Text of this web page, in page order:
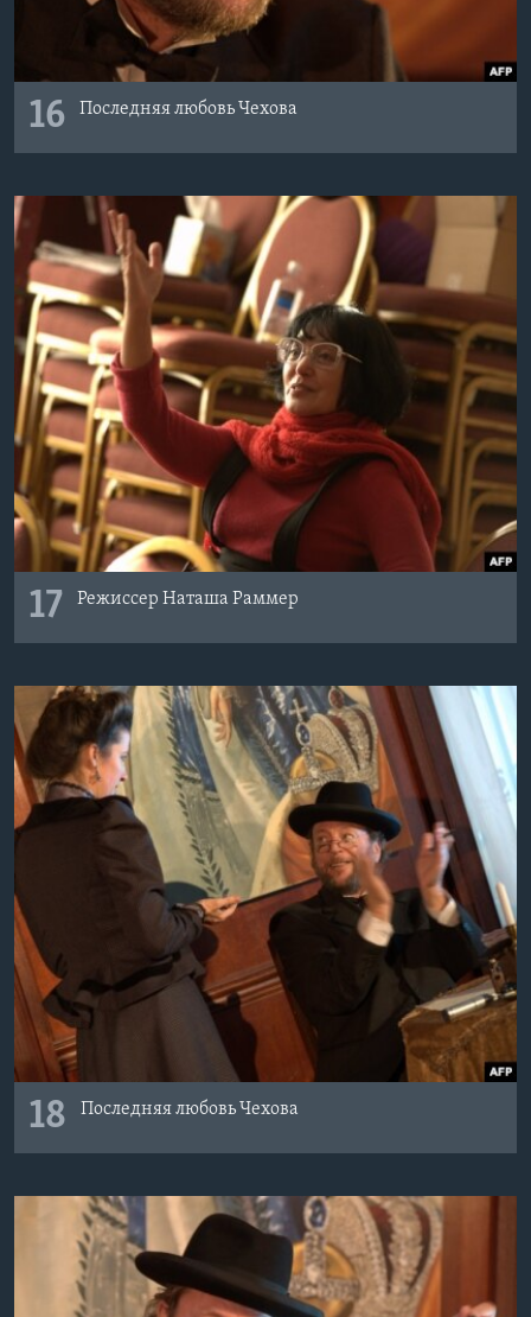
16 Последняя любовь Чехова
17 Режиссер Наташа Раммер
18 Последняя любовь Чехова